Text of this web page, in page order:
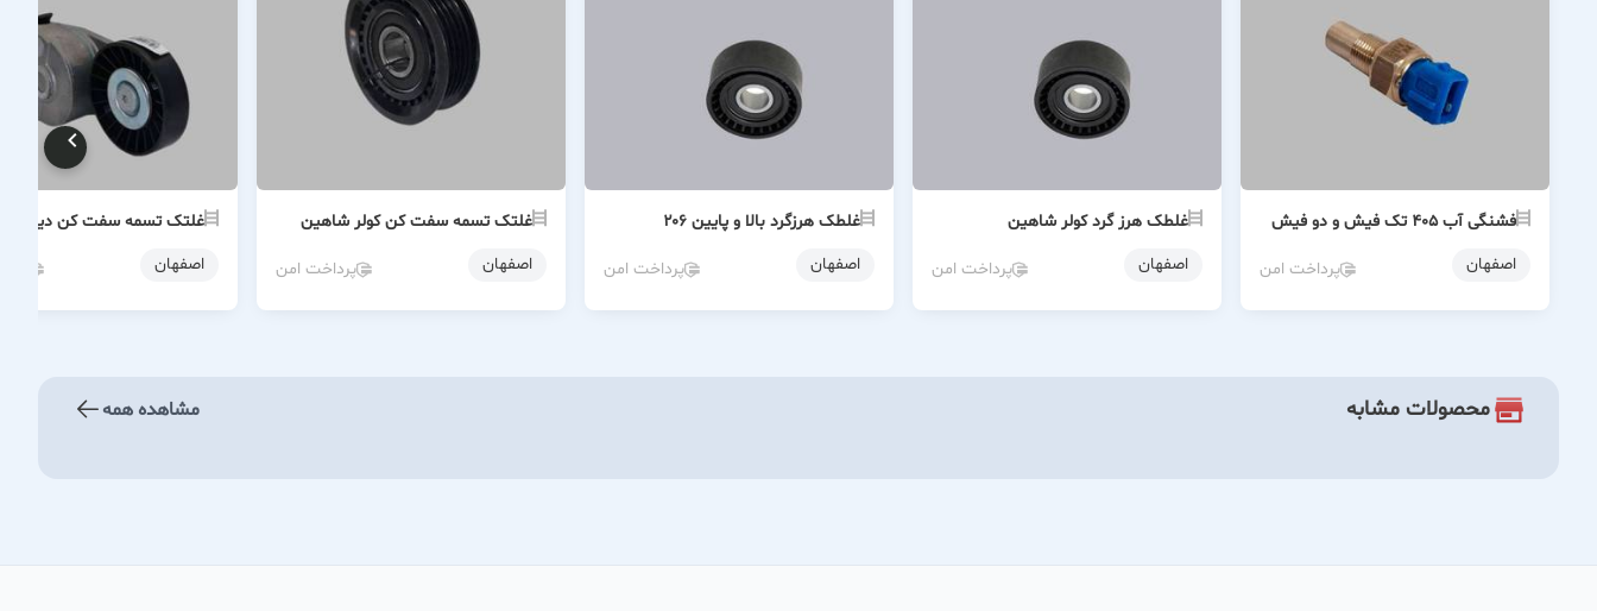
فشنگی آب ۴۰۵ تک فیش و دو فیش
اصفهان
پرداخت امن
غلطک هرز گرد کولر شاهین
اصفهان
پرداخت امن
غلطک هرزگرد بالا و پایین ۲۰۶
اصفهان
پرداخت امن
غلتک تسمه سفت کن کولر شاهین
اصفهان
پرداخت امن
غلتک تسمه سفت کن دینام ۴۰۵
اصفهان
محصولات مشابه مشاهده همه